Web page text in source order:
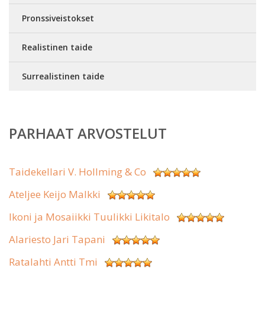
Pronssiveistokset
Realistinen taide
Surrealistinen taide
PARHAAT ARVOSTELUT
Taidekellari V. Hollming & Co
Ateljee Keijo Malkki
Ikoni ja Mosaiikki Tuulikki Likitalo
Alariesto Jari Tapani
Ratalahti Antti Tmi